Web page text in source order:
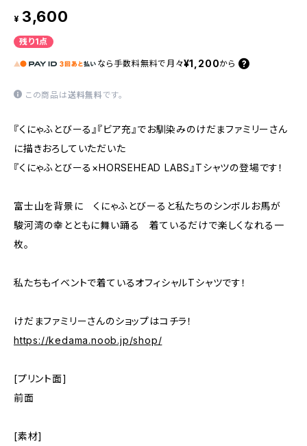
¥ 3,600
残り1点
なら 手数料無料で 月々¥1,200から
この商品は送料無料です。
『くにゃふとびーる』『ビア充』でお馴染みのけだまファミリーさん
に描きおろしていただいた
『くにゃふとびーる×HORSEHEAD LABS』Tシャツの登場です！
富士山を背景に くにゃふとびーると私たちのシンボルお馬が
駿河湾の幸とともに舞い踊る 着ているだけで楽しくなれる一
枚。
私たちもイベントで着ているオフィシャルTシャツです！
けだまファミリーさんのショップはコチラ！
https://kedama.noob.jp/shop/
[プリント面]
前面
[素材]